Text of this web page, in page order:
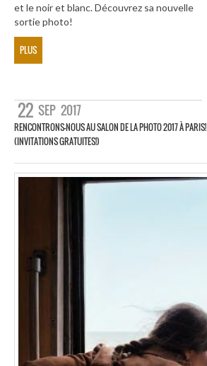
et le noir et blanc. Découvrez sa nouvelle
sortie photo!
PLUS
22 SEP 2017
RENCONTRONS-NOUS AU SALON DE LA PHOTO 2017 À PARIS!
(INVITATIONS GRATUITES!)